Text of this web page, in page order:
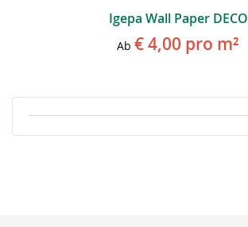
Igepa Wall Paper DECO
Ab € 4,00 pro m²